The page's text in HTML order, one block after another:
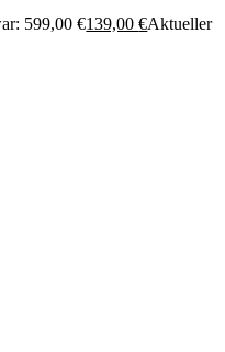
599,00 €139,00€Aktueller